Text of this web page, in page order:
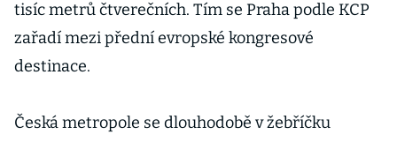
tisíc metrů čtverečních. Tím se Praha podle KCP
zařadí mezi přední evropské kongresové
destinace.
Česká metropole se dlouhodobě v žebříčku